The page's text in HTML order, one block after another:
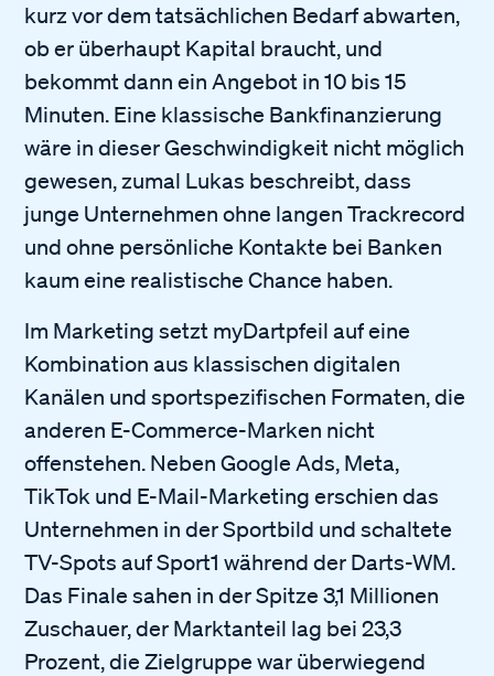
kurz vor dem tatsächlichen Bedarf abwarten,
ob er überhaupt Kapital braucht, und
bekommt dann ein Angebot in 10 bis 15
Minuten. Eine klassische Bankfinanzierung
wäre in dieser Geschwindigkeit nicht möglich
gewesen, zumal Lukas beschreibt, dass
junge Unternehmen ohne langen Trackrecord
und ohne persönliche Kontakte bei Banken
kaum eine realistische Chance haben.
Im Marketing setzt myDartpfeil auf eine
Kombination aus klassischen digitalen
Kanälen und sportspezifischen Formaten, die
anderen E-Commerce-Marken nicht
offenstehen. Neben Google Ads, Meta,
TikTok und E-Mail-Marketing erschien das
Unternehmen in der Sportbild und schaltete
TV-Spots auf Sport1 während der Darts-WM.
Das Finale sahen in der Spitze 3,1 Millionen
Zuschauer, der Marktanteil lag bei 23,3
Prozent, die Zielgruppe war überwiegend